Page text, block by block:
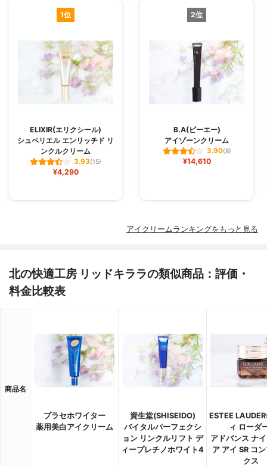
1位
ELIXIR(エリクシール)
シュペリエル エンリッチド リ
ンクルクリーム
3.93(15)
¥4,290
2位
B.A(ビーエー)
アイゾーンクリーム
3.90(8)
¥14,610
アイクリームランキングをもっと見る
北の快適工房 リッドキララの類似商品：評価・
料金比較表
商品名
プラセホワイター
薬用美白アイクリーム
資生堂(SHISEIDO)
バイタルパーフェクシ
ョン リンクルリフト デ
ィープレチノホワイト4
ESTEE
ィ ローダ
アドバンス ナ
ア アイ SR コ
クス